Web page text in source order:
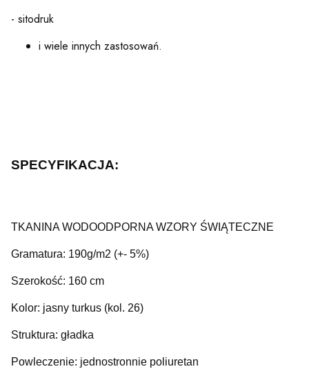
- sitodruk
i wiele innych zastosowań.
SPECYFIKACJA:
TKANINA WODOODPORNA WZORY ŚWIĄTECZNE
Gramatura: 190g/m2 (+- 5%)
Szerokość: 160 cm
Kolor: jasny turkus (kol. 26)
Struktura: gładka
Powleczenie: jednostronnie poliuretan